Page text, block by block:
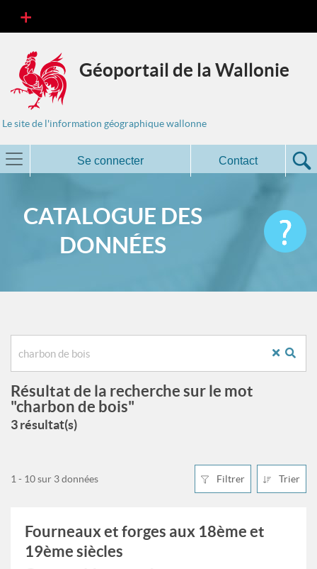
Géoportail de la Wallonie
Le site de l'information géographique wallonne
Se connecter Contact
CATALOGUE DES
DONNÉES
Résultat de la recherche sur le mot
"charbon de bois"
3 résultat(s)
Filtrer Trier
1 - 10 sur 3 données
Fourneaux et forges aux 18ème et
19ème siècles